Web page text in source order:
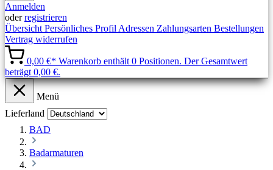
Anmelden
oderregistrieren
Übersicht Persönliches Profil Adressen Zahlungsarten Bestellungen
Vertrag widerrufen
0,00 €* Warenkorb enthält 0 Positionen. Der Gesamtwert
beträgt 0,00 €.
Menü
Lieferland
BAD
Badarmaturen